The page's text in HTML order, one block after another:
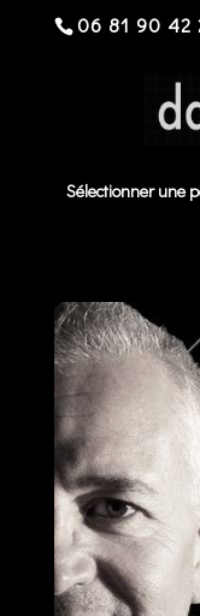
06 81 90 42
Sélectionner une